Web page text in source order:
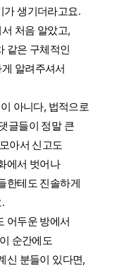
가 생기더라고요.
처음 알았고,
같은 구체적인
알려주셔서
아니다, 법적으로
글들이 정말 큰
아서 신고도
에서 벗어나
한테도 진솔하게
어두운 방에서
순간에도
신 분들이 있다면,